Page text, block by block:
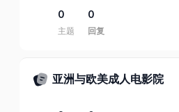
0
主题
0
回复
亚洲与欧美成人电影院